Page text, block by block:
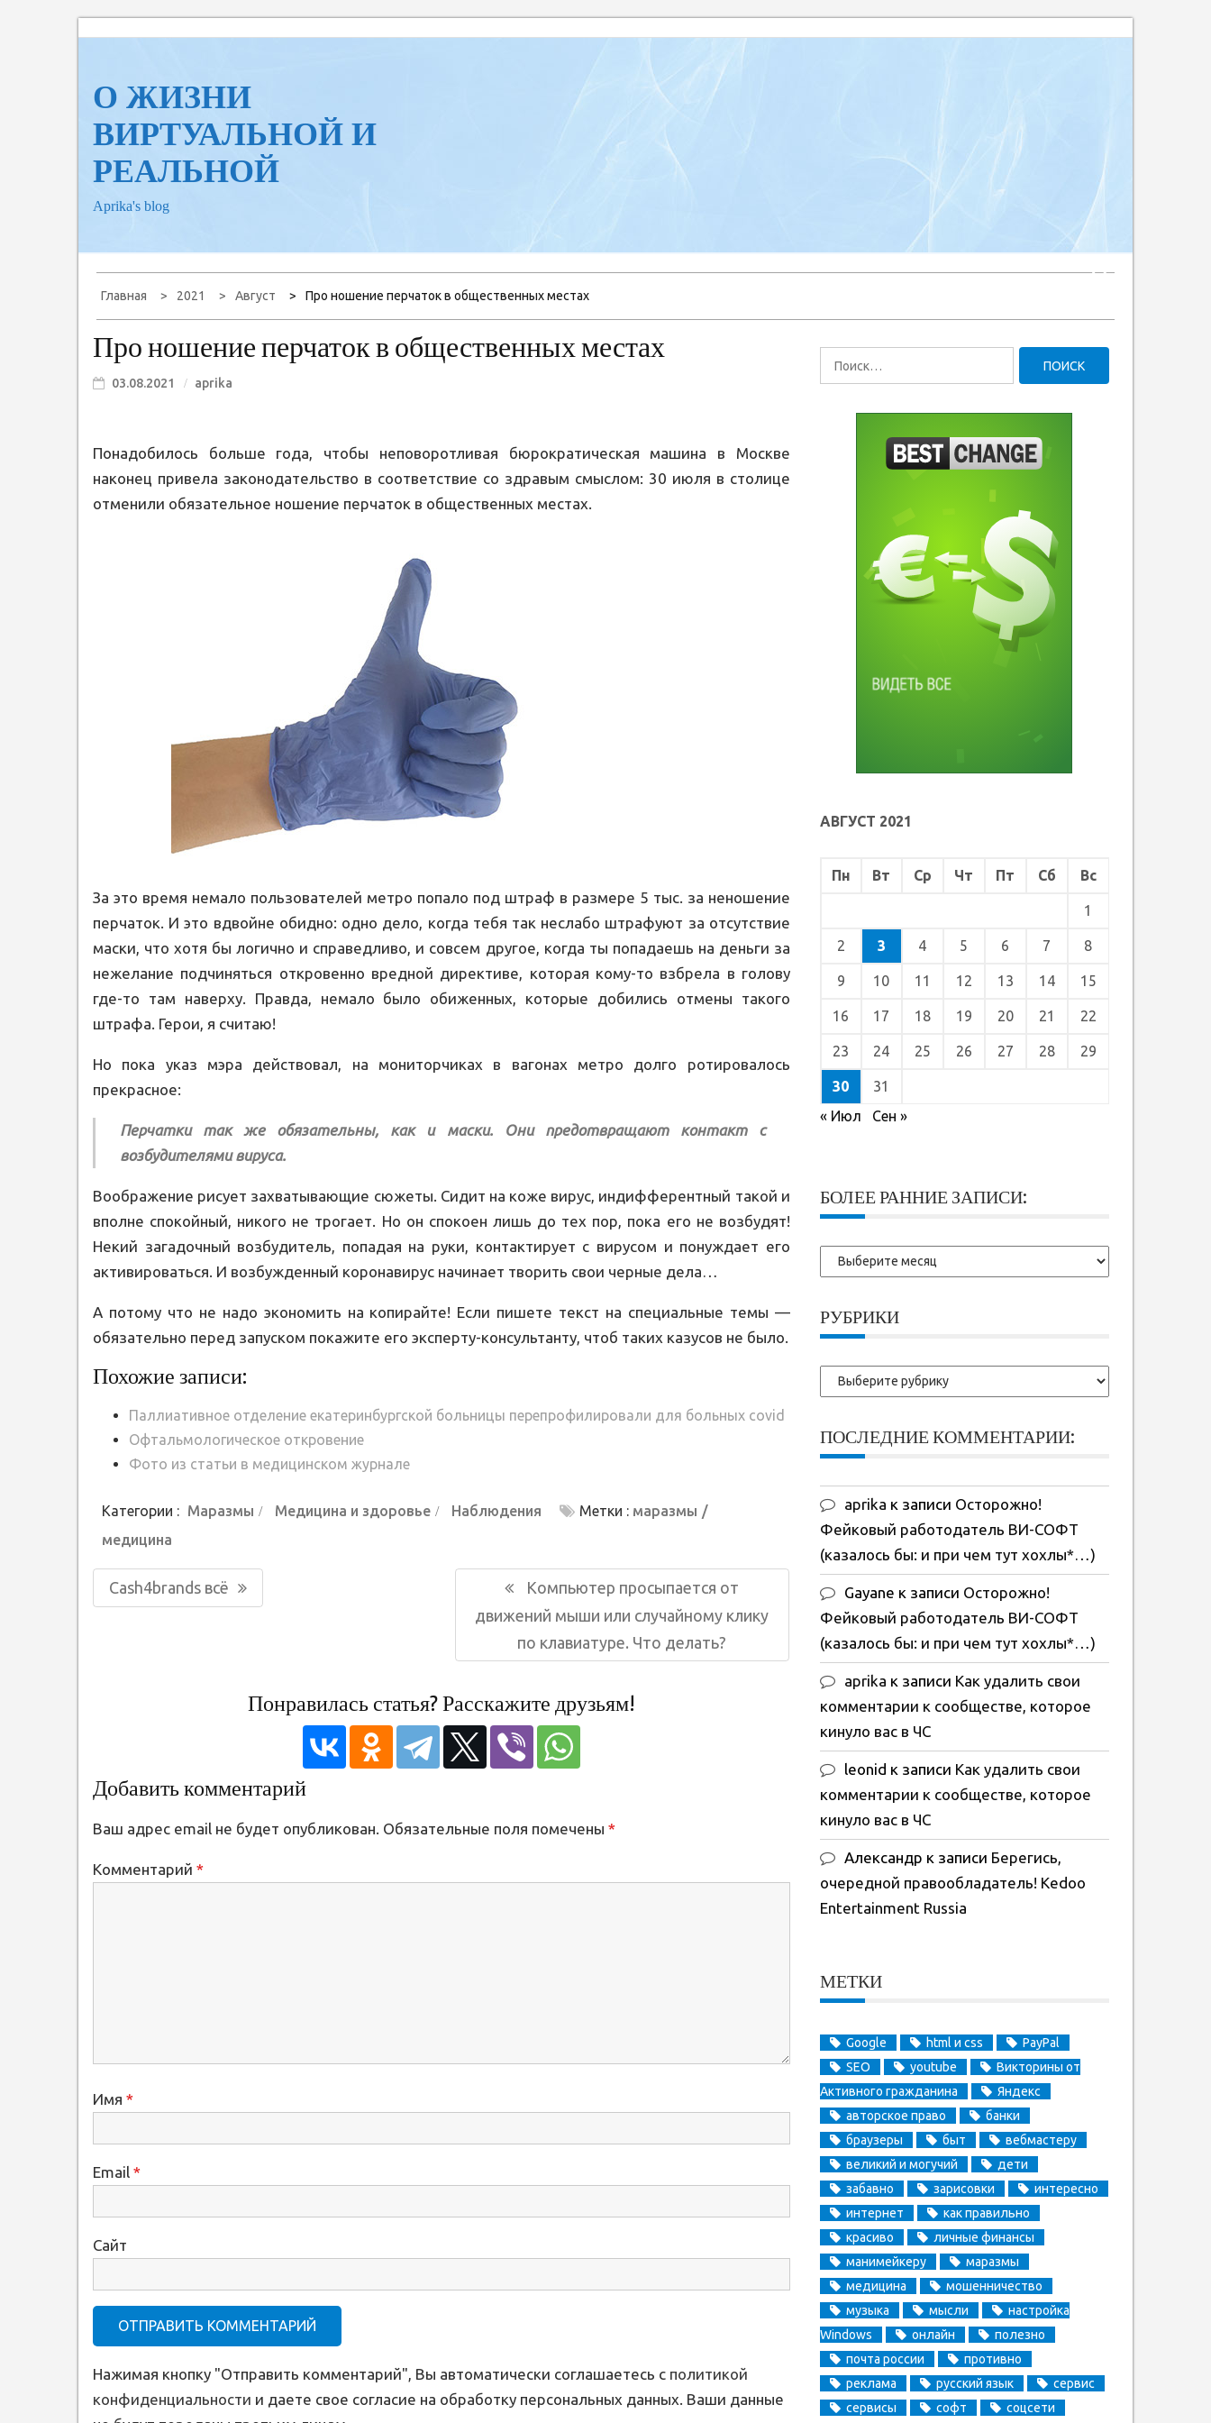
О ЖИЗНИ
ВИРТУАЛЬНОЙ И
РЕАЛЬНОЙ
Aprika's blog
Главная 2021 Август Про ношение перчаток в общественных местах
Про ношение перчаток в общественных местах
03.08.2021 aprika
Понадобилось больше года, чтобы неповоротливая бюрократическая машина в Москве
наконец привела законодательство в соответствие со здравым смыслом: 30 июля в столице
отменили обязательное ношение перчаток в общественных местах.
За это время немало пользователей метро попало под штраф в размере 5 тыс. за неношение
перчаток. И это вдвойне обидно: одно дело, когда тебя так неслабо штрафуют за отсутствие
маски, что хотя бы логично и справедливо, и совсем другое, когда ты попадаешь на деньги за
нежелание подчиняться откровенно вредной директиве, которая кому-то взбрела в голову
где-то там наверху. Правда, немало было обиженных, которые добились отмены такого
штрафа. Герои, я считаю!
Но пока указ мэра действовал, на мониторчиках в вагонах метро долго ротировалось
прекрасное:
Перчатки так же обязательны, как и маски. Они предотвращают контакт с
возбудителями вируса.
Воображение рисует захватывающие сюжеты. Сидит на коже вирус, индифферентный такой и
вполне спокойный, никого не трогает. Но он спокоен лишь до тех пор, пока его не возбудят!
Некий загадочный возбудитель, попадая на руки, контактирует с вирусом и понуждает его
активироваться. И возбужденный коронавирус начинает творить свои черные дела…
А потому что не надо экономить на копирайте! Если пишете текст на специальные темы —
обязательно перед запуском покажите его эксперту-консультанту, чтоб таких казусов не было.
Похожие записи:
Паллиативное отделение екатеринбургской больницы перепрофилировали для больных covid
Офтальмологическое откровение
Фото из статьи в медицинском журнале
Категории : Маразмы Медицина и здоровье Наблюдения Метки : маразмы
медицина
Навигация
поПредыдущая
Cash4brands всё
Следующая
запись:
Компьютер просыпается от
движений мыши или случайному клику
по клавиатуре. Что делать?
Понравилась статья? Расскажите друзьям!
Добавить комментарий
Ваш адрес email не будет опубликован. Обязательные поля помечены *
Комментарий *
Имя *
Email *
Сайт
Нажимая кнопку "Отправить комментарий", Вы автоматически соглашаетесь с политикой
конфиденциальности и даете свое согласие на обработку персональных данных. Ваши данные
Найти:
АВГУСТ 2021
Пн Вт Ср Чт Пт Сб Вс
1
2 3 4 5 6 7 8
9 10 11 12 13 14 15
16 17 18 19 20 21 22
23 24 25 26 27 28 29
30
31
« Июл
Сен »
БОЛЕЕ РАННИЕ ЗАПИСИ:
Более
ранние
РУБРИКИ
Рубрики
ПОСЛЕДНИЕ КОММЕНТАРИИ:
aprika к записи Осторожно!
Фейковый работодатель ВИ-СОФТ
(казалось бы: и при чем тут хохлы*…)
Gayane к записи Осторожно!
Фейковый работодатель ВИ-СОФТ
(казалось бы: и при чем тут хохлы*…)
aprika к записи Как удалить свои
комментарии к сообществе, которое
кинуло вас в ЧС
leonid к записи Как удалить свои
комментарии к сообществе, которое
кинуло вас в ЧС
Александр к записи Берегись,
очередной правообладатель! Kedoo
Entertainment Russia
МЕТКИ
Google html и css
PayPal
SEO
youtube
Викторины от
Активного гражданина
Яндекс
авторское право
банки
браузеры
быт
вебмастеру
великий и могучий
дети
забавно
зарисовки
интересно
интернет
как правильно
красиво
личные финансы
манимейкеру
маразмы
медицина
мошенничество
музыка
мысли
настройка
Windows
онлайн
полезно
почта россии
противно
реклама
русский язык
сервис
сервисы
софт соцсети